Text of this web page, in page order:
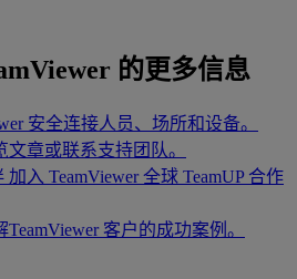
的更多信息
安全连接人员、场所和设备。
文章或联系支持团队。
加入 TeamViewer 全球 TeamUP 合作
TeamViewer 客户的成功案例。